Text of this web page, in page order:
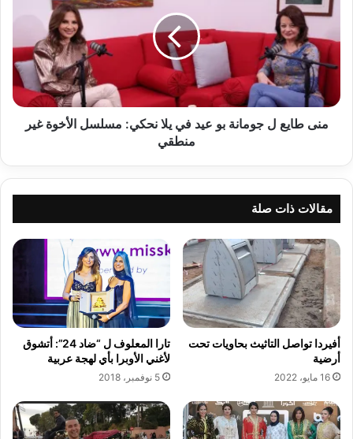
جومانة
بو
عيد
في
نحكي:
مسلسل
منى طايع ل جومانة بو عيد في يلا نحكي: مسلسل الأخوة غير
منطقي
مقالات ذات صلة
أفيردا تواصل التاثيث بحاويات تحت
أرضية
16 مايو، 2022
تارا المعلوف ل “ضاد 24”: أتشوق
لأغني الأوبرا بأي لهجة عربية
5 نوفمبر، 2018